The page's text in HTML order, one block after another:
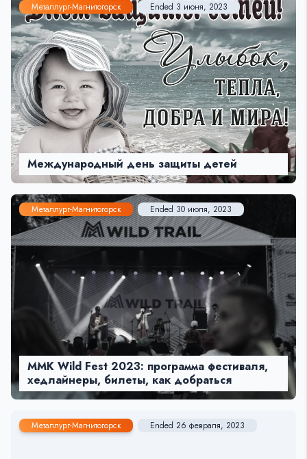
Металлург-Магнитогорск Ended 3 июня, 2023
Международный день защиты детей
Металлург-Магнитогорск Ended 30 июля, 2023
MMK Wild Fest 2023: программа фестиваля,
хедлайнеры, билеты, как добраться
Металлург-Магнитогорск Ended 26 февраля, 2023